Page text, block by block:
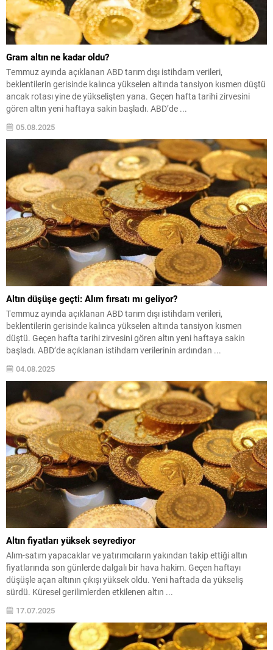
Gram altın ne kadar oldu?
Temmuz ayında açıklanan ABD tarım dışı istihdam verileri,
beklentilerin gerisinde kalınca yükselen altında tansiyon kısmen düştü
ancak rotası yine de yükselişten yana. Geçen hafta tarihi zirvesini
gören altın yeni haftaya sakin başladı. ABD’de ...
05.08.2025
Altın düşüşe geçti: Alım fırsatı mı geliyor?
Temmuz ayında açıklanan ABD tarım dışı istihdam verileri,
beklentilerin gerisinde kalınca yükselen altında tansiyon kısmen
düştü. Geçen hafta tarihi zirvesini gören altın yeni haftaya sakin
başladı. ABD’de açıklanan istihdam verilerinin ardından ...
04.08.2025
Altın fiyatları yüksek seyrediyor
Alım-satım yapacaklar ve yatırımcıların yakından takip ettiği altın
fiyatlarında son günlerde dalgalı bir hava hakim. Geçen haftayı
düşüşle açan altının çıkışı yüksek oldu. Yeni haftada da yükseliş
sürdü. Küresel gerilimlerden etkilenen altın ...
17.07.2025